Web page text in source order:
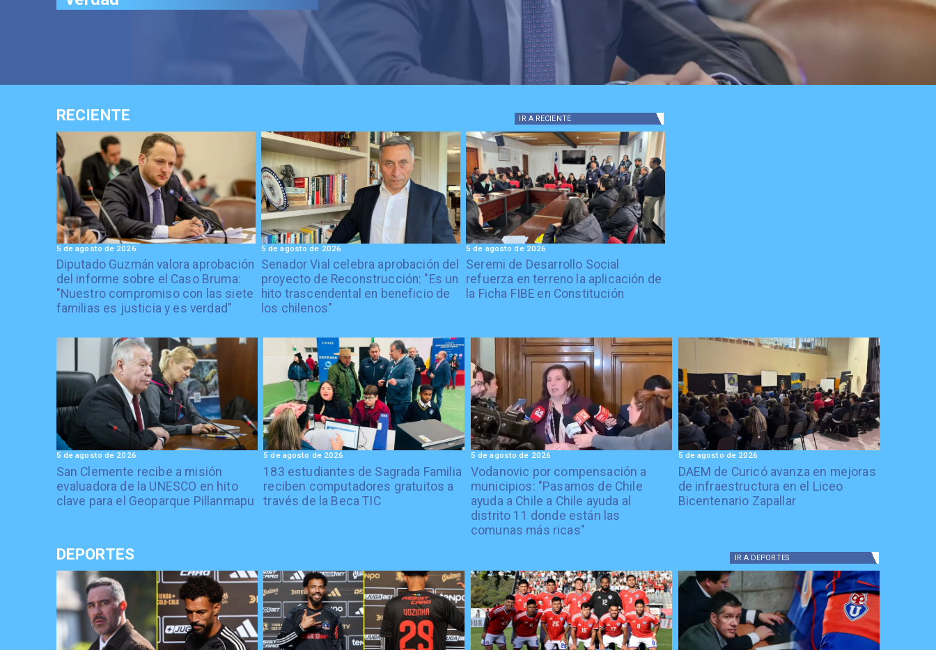
RECIENTE IR A RECIENTE
Diputado Guzmán valora aprobación
del informe sobre el Caso Bruma:
"Nuestro compromiso con las siete
familias es justicia y es verdad"
5 de agosto de 2026
Senador Vial celebra aprobación del
proyecto de Reconstrucción: "Es un
hito trascendental en beneficio de
los chilenos"
5 de agosto de 2026
Seremi de Desarrollo Social
refuerza en terreno la aplicación de
la Ficha FIBE en Constitución
5 de agosto de 2026
San Clemente recibe a misión
evaluadora de la UNESCO en hito
clave para el Geoparque Pillanmapu
5 de agosto de 2026
183 estudiantes de Sagrada Familia
reciben computadores gratuitos a
través de la Beca TIC
5 de agosto de 2026
Vodanovic por compensación a
municipios: "Pasamos de Chile
ayuda a Chile a Chile ayuda al
distrito 11 donde están las
comunas más ricas"
5 de agosto de 2026
DAEM de Curicó avanza en mejoras
de infraestructura en el Liceo
Bicentenario Zapallar
5 de agosto de 2026
DEPORTES IR A DEPORTES